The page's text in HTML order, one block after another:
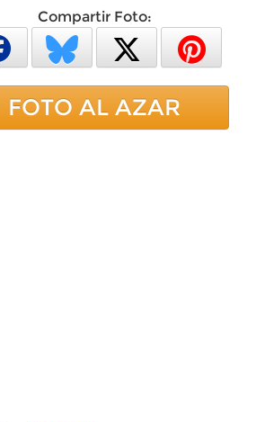
Compartir Foto:
FOTO AL AZAR